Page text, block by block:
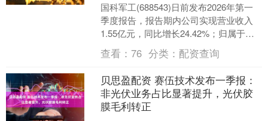
国科军工(688543)日前发布2026年第一
季度报告，报告期内公司实现营业收入
1.55亿元，同比增长24.42%；归属于上
市公司股东的净利润1974.62万元....
查看：76 分类： 配资查询
贝思盈配资 赛伍技术发布一季报：
非光伏业务占比显著提升，光伏胶
膜毛利转正